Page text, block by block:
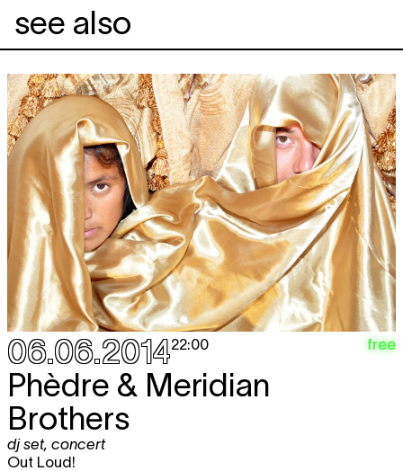
see also
06.06.201422:00 free
Phèdre & Meridian
Brothers
dj set, concert
Out Loud!